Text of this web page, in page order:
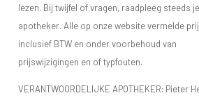
lezen. Bij twijfel of vragen, raadpleeg steeds
apotheker. Alle op onze website vermelde
inclusief BTW en onder voorbehoud van
prijswijzigingen en of typfouten.
VERANTWOORDELIJKE APOTHEKER: Pieter